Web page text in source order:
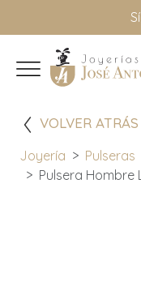
VOLVER ATRÁS
Joyería
Pulseras
Pulsera Hombre